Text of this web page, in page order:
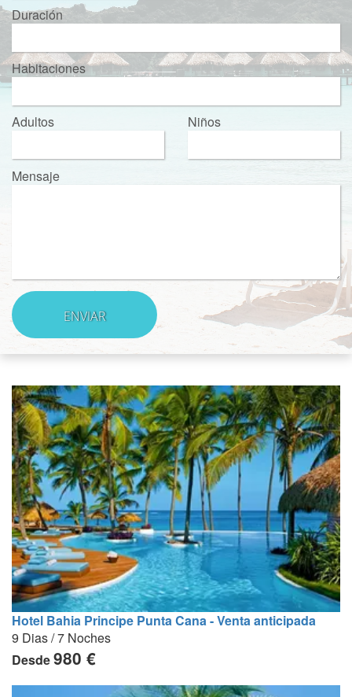
Duración
Habitaciones
Adultos Niños
Mensaje
Hotel Bahia Principe Punta Cana - Venta anticipada
9 Dias / 7 Noches
Desde980 €